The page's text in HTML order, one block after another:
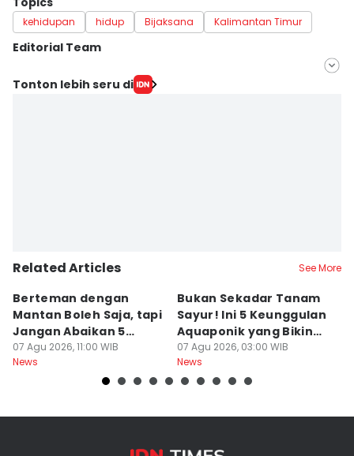
kehidupan hidup Bijaksana Kalimantan Timur
Editorial Team
Editor
Tonton lebih seru di
Related Articles See More
Berteman dengan
Mantan Boleh Saja, tapi
Jangan Abaikan 5
Aturan Ini
07 Agu 2026, 11:00 WIB
News
Bukan Sekadar Tanam
Sayur! Ini 5 Keunggulan
Aquaponik yang Bikin
Takjub
07 Agu 2026, 03:00 WIB
News